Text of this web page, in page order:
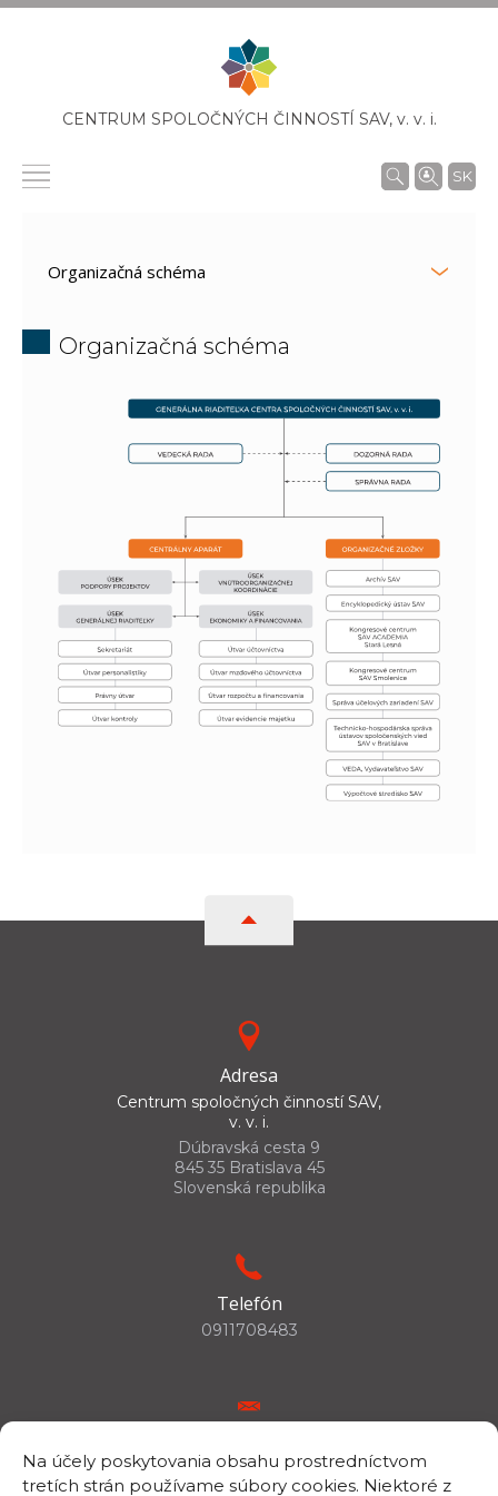
Na účely poskytovania obsahu prostredníctvom
tretích strán používame súbory cookies. Niektoré z
CENTRUM SPOLOČNÝCH ČINNOSTÍ SAV, v. v. i.
SK
Organizačná schéma
Adresa
Centrum spoločných činností SAV,
v. v. i.
Dúbravská cesta 9
845 35 Bratislava 45
Slovenská republika
Telefón
0911708483
csc.info@savba.sk